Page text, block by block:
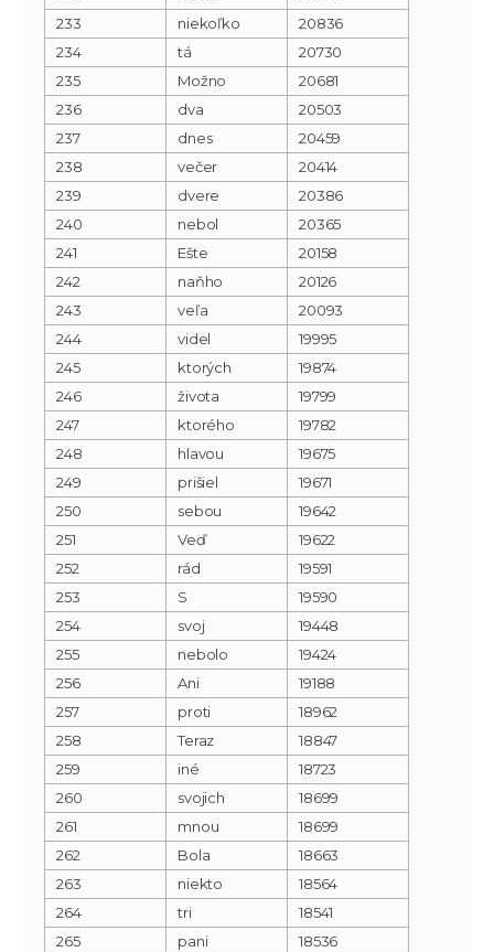
233
niekoľko
20836
234
tá
20730
235
Možno
20681
236
dva
20503
237
dnes
20459
238
večer
20414
239
dvere
20386
240
nebol
20365
241
Ešte
20158
242
naňho
20126
243
veľa
20093
244
videl
19995
245
ktorých
19874
246
života
19799
247
ktorého
19782
248
hlavou
19675
249
prišiel
19671
250
sebou
19642
251
Veď
19622
252
rád
19591
253
S
19590
254
svoj
19448
255
nebolo
19424
256
Ani
19188
257
proti
18962
258
Teraz
18847
259
iné
18723
260
svojich
18699
261
mnou
18699
262
Bola
18663
263
niekto
18564
264
tri
18541
265
pani
18536